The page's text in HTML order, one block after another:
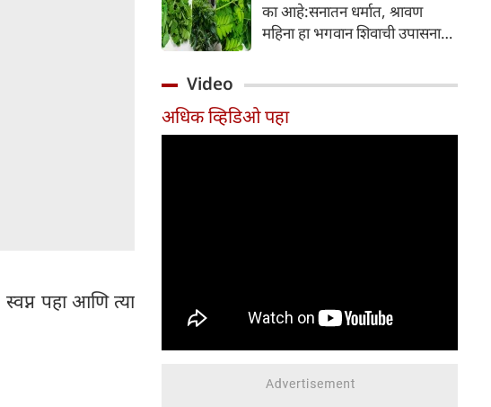
पहा आणि त्या
निर्माण होतात.
का आहे:सनातन धर्मात, श्रावण
महिना हा भगवान शिवाची उपासना
दानधर्म आणि सात्विक जीवनशैलीचे
पालन करतात.
Video
अधिक व्हिडिओ पहा